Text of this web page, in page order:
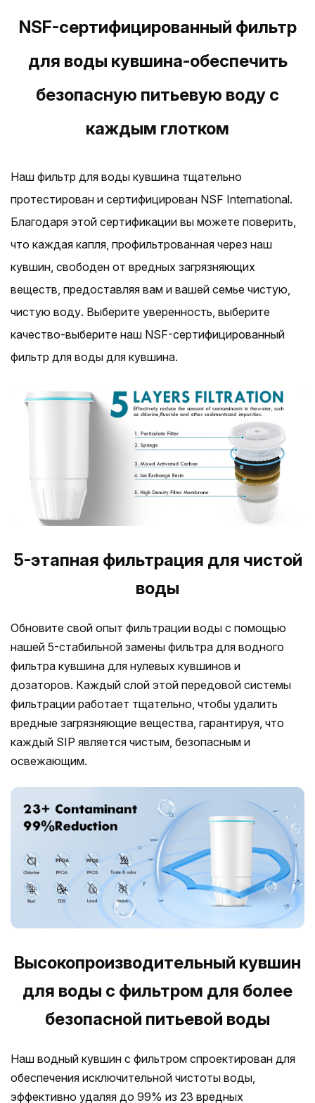
NSF-сертифицированный фильтр
для воды кувшина-обеспечить
безопасную питьевую воду с
каждым глотком
Наш фильтр для воды кувшина тщательно
протестирован и сертифицирован NSF International.
Благодаря этой сертификации вы можете поверить,
что каждая капля, профильтрованная через наш
кувшин, свободен от вредных загрязняющих
веществ, предоставляя вам и вашей семье чистую,
чистую воду. Выберите уверенность, выберите
качество-выберите наш NSF-сертифицированный
фильтр для воды для кувшина.
5-этапная фильтрация для чистой
воды
Обновите свой опыт фильтрации воды с помощью
нашей 5-стабильной замены фильтра для водного
фильтра кувшина для нулевых кувшинов и
дозаторов. Каждый слой этой передовой системы
фильтрации работает тщательно, чтобы удалить
вредные загрязняющие вещества, гарантируя, что
каждый SIP является чистым, безопасным и
освежающим.
Высокопроизводительный кувшин
для воды с фильтром для более
безопасной питьевой воды
Наш водный кувшин с фильтром спроектирован для
обеспечения исключительной чистоты воды,
эффективно удаляя до 99% из 23 вредных